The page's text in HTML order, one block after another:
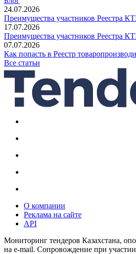
24.07.2026
Преимущества участников Реестра
17.07.2026
Преимущества участников Реестра
07.07.2026
Как попасть в Реестр
Все статьи
О компании
Реклама на сайте
API
Мониторинг тендеров Казахстана,
на e-mail. Сопровождение при